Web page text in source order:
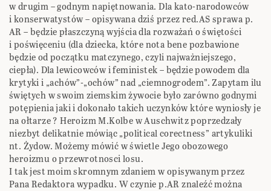
w drugim – godnym napiętnowania. Dla kato-narodowców
i konserwatystów – opisywana dziś przez red.AS sprawa p.
AR – będzie płaszczyną wyjścia dla rozważań o świętości
i poświęceniu (dla dziecka, które nota bene pozbawione
będzie od początku matczynego, czyli najważniejszego,
ciepła). Dla lewicowców i feministek – będzie powodem dla
krytyki i „achów”-„ochów” nad „ciemnogrodem”. Zapytam ilu
świętych w swoim ziemskim żywocie było zarówno godnymi
potępienia jaki i dokonało takich uczynków które wyniosły je
na ołtarze ? Heroizm M.Kolbe w Auschwitz poprzedzały
niezbyt delikatnie mówiąc „political corectness” artykuliki
nt. Żydow. Możemy mówić w świetle Jego obozowego
heroizmu o przewrotnosci losu.
I tak jest moim skromnym zdaniem w opisywanym przez
Pana Redaktora wypadku. W czynie p.AR znaleźć można